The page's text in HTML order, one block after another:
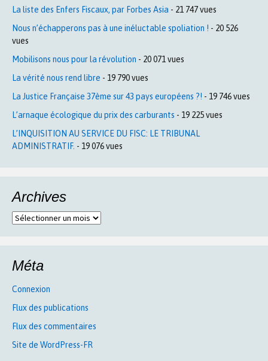
La liste des Enfers Fiscaux, par Forbes Asia - 21 747 vues
Nous n’échapperons pas à une inéluctable spoliation ! - 20 526
vues
Mobilisons nous pour la révolution - 20 071 vues
La vérité nous rend libre - 19 790 vues
La Justice Française 37ème sur 43 pays européens ?! - 19 746 vues
L’arnaque écologique du prix des carburants - 19 225 vues
L’INQUISITION AU SERVICE DU FISC: LE TRIBUNAL
ADMINISTRATIF. - 19 076 vues
Archives
Archives
Méta
Connexion
Flux des publications
Flux des commentaires
Site de WordPress-FR